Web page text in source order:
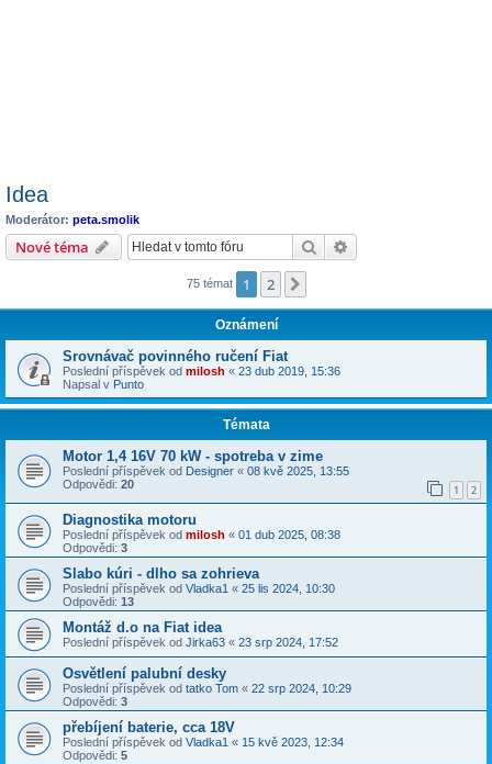
Idea
Moderátor: peta.smolik
Nové téma Hledat
75 témat 1 2
Oznámení
Srovnávač povinného ručení Fiat
Poslední příspěvek od milosh « 23 dub 2019, 15:36
Napsal v Punto
Témata
Motor 1,4 16V 70 kW - spotreba v zime
Poslední příspěvek od Designer « 08 kvě 2025, 13:55
Odpovědi: 20 1 2
Diagnostika motoru
Poslední příspěvek od milosh « 01 dub 2025, 08:38
Odpovědi: 3
Slabo kúri - dlho sa zohrieva
Poslední příspěvek od Vladka1 « 25 lis 2024, 10:30
Odpovědi: 13
Montáž d.o na Fiat idea
Poslední příspěvek od Jirka63 « 23 srp 2024, 17:52
Osvětlení palubní desky
Poslední příspěvek od tatko Tom « 22 srp 2024, 10:29
Odpovědi: 3
přebíjení baterie, cca 18V
Poslední příspěvek od Vladka1 « 15 kvě 2023, 12:34
Odpovědi: 5